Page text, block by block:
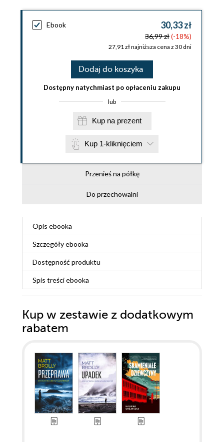
Ebook 30,33 zł
36,99 zł(-18%)
27,91 zł najniższa cena z 30 dni
Dodaj do koszyka
Dostępny natychmiast po opłaceniu zakupu
lub
Kup na prezent
Kup 1-kliknięciem
Przenieś na półkę
Do przechowalni
Opis ebooka
Szczegółyebooka
Dostępność produktu
Spis treściebooka
Kup w zestawie z dodatkowym
rabatem